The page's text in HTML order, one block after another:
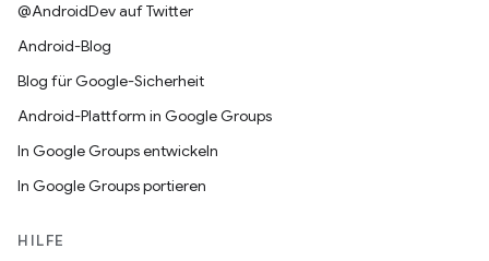
@AndroidDev auf Twitter
Android-Blog
Blog für Google-Sicherheit
Android-Plattform in Google Groups
In Google Groups entwickeln
In Google Groups portieren
HILFE